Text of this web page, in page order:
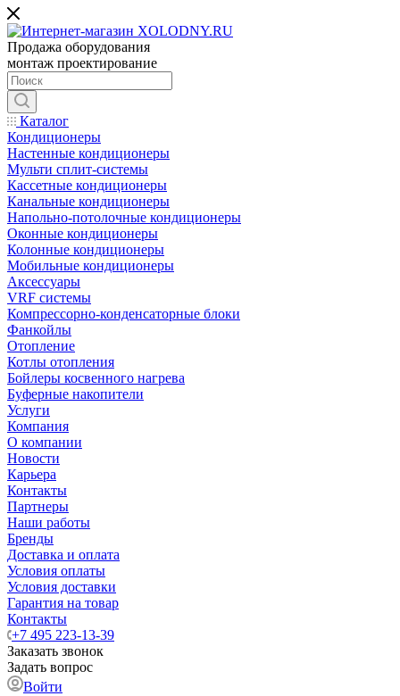
Продажа оборудования
монтаж проектирование
Каталог
Кондиционеры
Настенные кондиционеры
Мульти сплит-системы
Кассетные кондиционеры
Канальные кондиционеры
Напольно-потолочные кондиционеры
Оконные кондиционеры
Колонные кондиционеры
Мобильные кондиционеры
Аксессуары
VRF системы
Компрессорно-конденсаторные блоки
Фанкойлы
Отопление
Котлы отопления
Бойлеры косвенного нагрева
Буферные накопители
Услуги
Компания
О компании
Новости
Карьера
Контакты
Партнеры
Наши работы
Бренды
Доставка и оплата
Условия оплаты
Условия доставки
Гарантия на товар
Контакты
+7 495 223-13-39
Заказать звонок
Задать вопрос
Войти